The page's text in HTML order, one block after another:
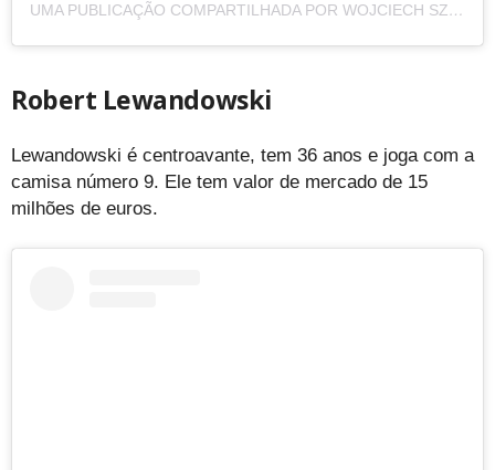
UMA PUBLICAÇÃO COMPARTILHADA POR WOJCIECH SZCZĘSNY IS 🐐 (@SZCZESNY1_)
Robert Lewandowski
Lewandowski é centroavante, tem 36 anos e joga com a
camisa número 9. Ele tem valor de mercado de 15
milhões de euros.